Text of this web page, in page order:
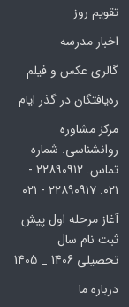
تقویم روز
اخبار مدرسه
گالری عکس و فیلم
ره‌یافتگان در گذر ایام
مرکز مشاوره
روانشناسی. شماره
تماس. ۲۲۸۹۰۹۱۲ -
۰۲۱. ۲۲۸۹۰۹۱۷ - ۰۲۱
آغاز مرحله اول پیش
ثبت نام سال
تحصیلی 1406 _ 1405
درباره ما